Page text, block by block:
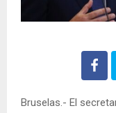
Bruselas.- El